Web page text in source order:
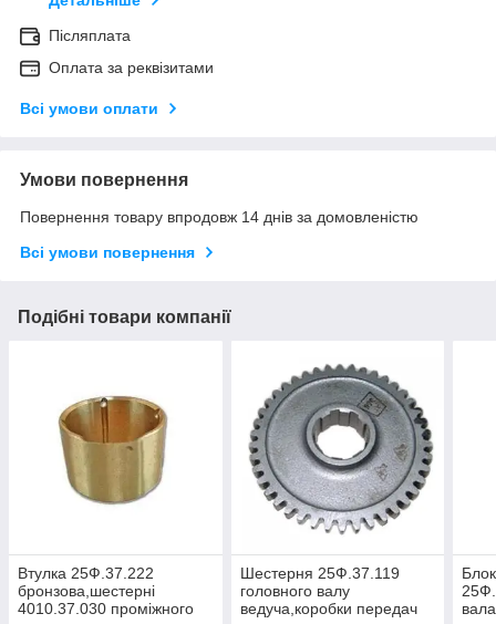
Післяплата
Оплата за реквізитами
Всі умови оплати
Умови повернення
Повернення товару впродовж 14 днів за домовленістю
Всі умови повернення
Подібні товари компанії
Втулка 25Ф.37.222
бронзова,шестерні
4010.37.030 проміжного
Шестерня 25Ф.37.119
головного валу
ведуча,коробки передач